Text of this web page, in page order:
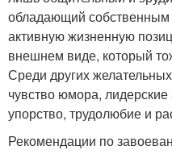
обладающий
активную жизненную
внешнем виде, который
Среди других
чувство юмора, лидерские
упорство, трудолюбие и
Рекомендации по